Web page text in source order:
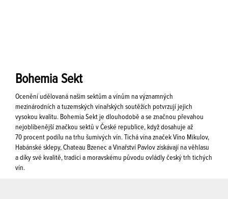
Bohemia Sekt
Ocenění udělovaná našim sektům a vínům na významných
mezinárodních a tuzemských vinařských soutěžích potvrzují jejich
vysokou kvalitu. Bohemia Sekt je dlouhodobě a se značnou převahou
nejoblíbenější značkou sektů v České republice, když dosahuje až
70 procent podílu na trhu šumivých vín. Tichá vína značek Víno Mikulov,
Habánské sklepy, Chateau Bzenec a Vinařství Pavlov získávají na věhlasu
a díky své kvalitě, tradici a moravskému původu ovládly český trh tichých
vín.